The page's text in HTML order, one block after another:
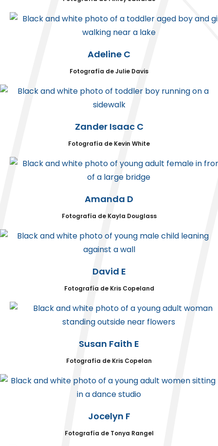
Adeline C
Fotografía de Julie Davis
Zander Isaac C
Fotografía de Kevin White
Amanda D
Fotografía de Kayla Douglass
David E
Fotografía de Kris Copeland
Susan Faith E
Fotografía de Kris Copelan
Jocelyn F
Fotografía de Tonya Rangel